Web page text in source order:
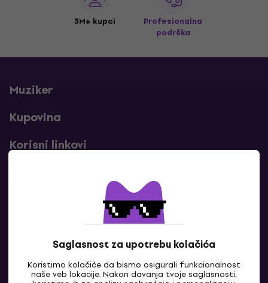
Saglasnost za upotrebu kolačića
Koristimo kolačiće da bismo osigurali funkcionalnost
naše veb lokacije. Nakon davanja tvoje saglasnosti,
3M+ kupci
Profesionalna
podrška
Muziker
Kupovina
Korisni linkovi
Kontakti
Kontaktiraj nas